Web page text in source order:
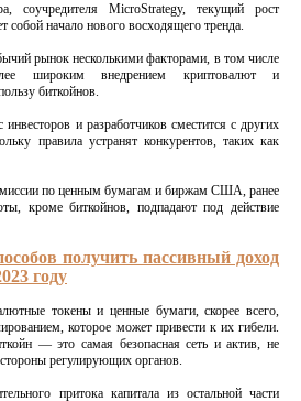
соучредителя MicroStrategy, текущий рост
собой начало нового восходящего тренда.
рынок несколькими факторами, в том числе
широким внедрением криптовалют и
биткойнов.
инвесторов и разработчиков сместится с других
правила устранят конкурентов, таких как
по ценным бумагам и биржам США, ранее
кроме биткойнов, подпадают под действие
получить пассивный доход
году
токены и ценные бумаги, скорее всего,
которое может привести к их гибели.
— это самая безопасная сеть и актив, не
регулирующих органов.
притока капитала из остальной части